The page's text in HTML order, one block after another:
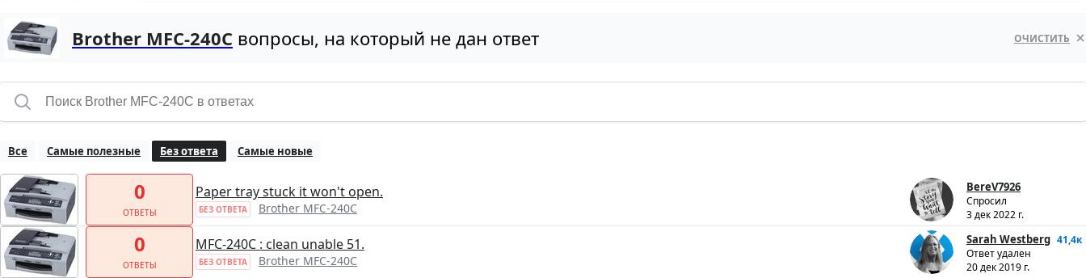
Brother MFC-240C вопросы, на который не дан ответ ОЧИСТИТЬ
Все Самые полезные Без ответа Самые новые
0
ОТВЕТЫ
Paper tray stuck it won't open.
БЕЗ ОТВЕТА Brother MFC-240C
BereV7926
Спросил
3 дек 2022 г.
0
ОТВЕТЫ
MFC-240C : clean unable 51.
БЕЗ ОТВЕТА Brother MFC-240C
Sarah Westberg 41,4к
Ответ удален
20 дек 2019 г.